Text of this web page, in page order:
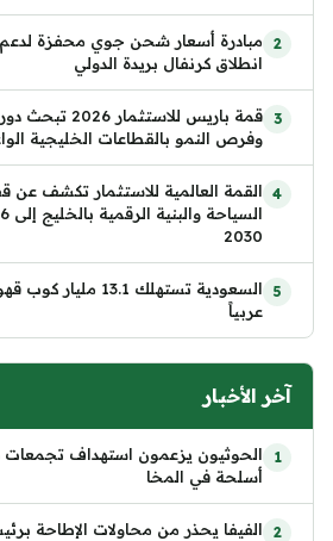
مبادرة أسعار شحن جوي محفزة لدعم
انطلاق كرنفال بريدة الدولي
قمة باريس
وفرص النمو بالقطاعات الخليجية
القمة العالمية للاستثمار تكشف عن
2030
السعودية تستهلك
عربياً
آخر الأخبار
الحوثيون يزعمون استهداف
أسلحة في المخا
الفيفا يحذر من محاولات الإطاحة